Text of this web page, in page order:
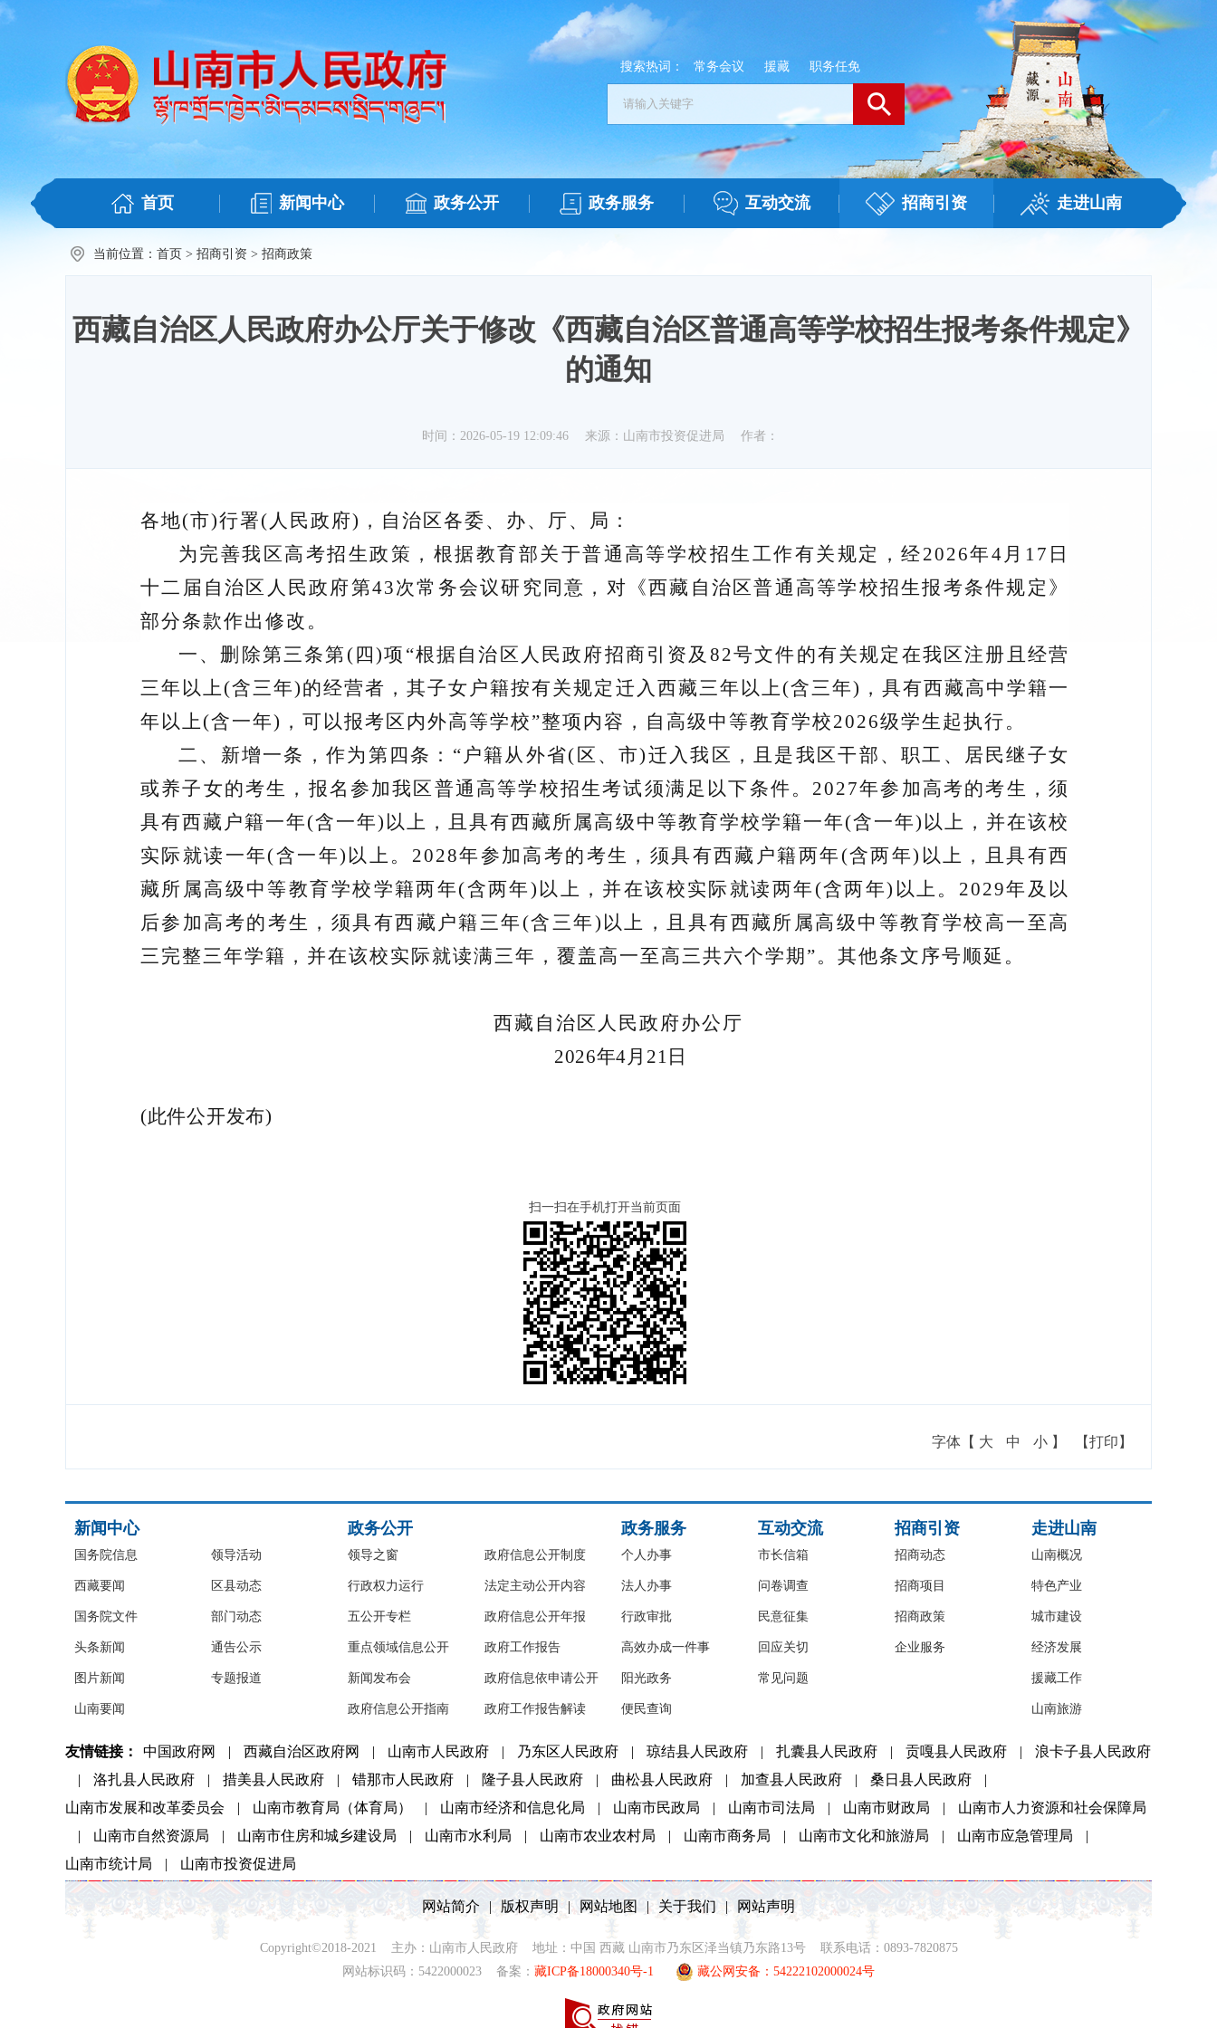
搜索热词： 常务会议 援藏 职务任免
首页 新闻中心 政务公开 政务服务 互动交流 招商引资 走进山南
当前位置： 首页 > 招商引资 > 招商政策
西藏自治区人民政府办公厅关于修改《西藏自治区普通高等学校招生报考条件规定》
的通知
时间：2026-05-19 12:09:46 来源：山南市投资促进局 作者：
各地(市)行署(人民政府)，自治区各委、 办、 厅、 局：
为完善我区高考招生政策，根据教育部关于普通高等学校招生工作有关规定，经2026年4月17日
十二届自治区人民政府第43次常务会议研究同意，对《西藏自治区普通高等学校招生报考条件规定》
部分条款作出修改。
一 、删除第三条第 (四)项 “根据自治区人民政府招商引资及 82号文件的有关规定在我区注册且经营
三年以上(含三年)的经营者，其子女户籍按有关规定迁入西藏三年以上(含三年)，具有西藏高中学籍一
年以上(含一年)，可以报考区内外高等学校”整项内容，自高级中等教育学校2026级学生起执行。
二 、 新增一条，作为第四条： “ 户籍从外省(区 、市)迁入我区，且是我区干部 、职工 、 居民继子女
或养子女的考生，报名参加我区普通高等学校招生考试须满足以下条件。 2027年参加高考的考生，须
具有西藏户籍一年(含一年)以上，且具有西藏所属高级中等教育学校学籍一年(含一年)以上，并在该校
实际就读一年(含一年)以上。2028年参加高考的考生，须具有西藏户籍两年(含两年)以上，且具有西
藏所属高级中等教育学校学籍两年(含两年)以上，并在该校实际就读两年(含两年)以上。2029年及以
后参加高考的考生，须具有西藏户籍三年(含三年)以上，且具有西藏所属高级中等教育学校高一至高
三完整三年学籍，并在该校实际就读满三年，覆盖高一至高三共六个学期 ”。其他条文序号顺延。
西藏 自治区人民政府办公厅
2026年4月21日
(此件公开发布)
扫一扫在手机打开当前页面
字体【 大 中 小 】 【打印】
新闻中心
国务院信息
西藏要闻
国务院文件
头条新闻
图片新闻
山南要闻
领导活动
区县动态
部门动态
通告公示
专题报道
政务公开
领导之窗
行政权力运行
五公开专栏
重点领域信息公开
新闻发布会
政府信息公开指南
政府信息公开制度
法定主动公开内容
政府信息公开年报
政府工作报告
政府信息依申请公开
政府工作报告解读
政务服务
个人办事
法人办事
行政审批
高效办成一件事
阳光政务
便民查询
互动交流
市长信箱
问卷调查
民意征集
回应关切
常见问题
招商引资
招商动态
招商项目
招商政策
企业服务
走进山南
山南概况
特色产业
城市建设
经济发展
援藏工作
山南旅游
友情链接： 中国政府网 | 西藏自治区政府网 | 山南市人民政府 | 乃东区人民政府 | 琼结县人民政府 | 扎囊县人民政府 | 贡嘎县人民政府 |
浪卡子县人民政府
|
洛扎县人民政府 | 措美县人民政府 | 错那市人民政府 | 隆子县人民政府 | 曲松县人民政府 | 加查县人民政府 | 桑日县人民政府
|
山南市发展和改革委员会
| 山南市教育局（体育局） | 山南市经济和信息化局 | 山南市民政局 | 山南市司法局 | 山南市财政局 |
山南市人力资源和社会保障局
|
山南市自然资源局 | 山南市住房和城乡建设局 | 山南市水利局 | 山南市农业农村局 | 山南市商务局 | 山南市文化和旅游局 | 山南市应急管理局
|
山南市统计局
| 山南市投资促进局
网站简介 | 版权声明 | 网站地图 | 关于我们 | 网站声明
Copyright©2018-2021 主办：山南市人民政府 地址：中国 西藏 山南市乃东区泽当镇乃东路13号 联系电话：0893-7820875
网站标识码：5422000023 备案： 藏ICP备18000340号-1 藏公网安备：54222102000024号